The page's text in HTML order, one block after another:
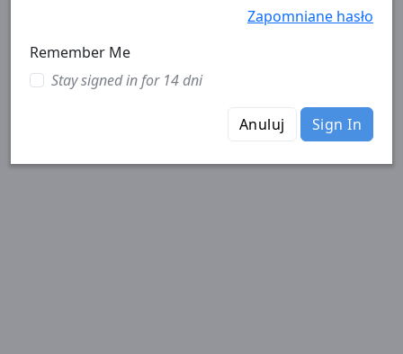
Zapomniane hasło
Remember Me
Stay signed in for 14 dni
Anuluj Sign In